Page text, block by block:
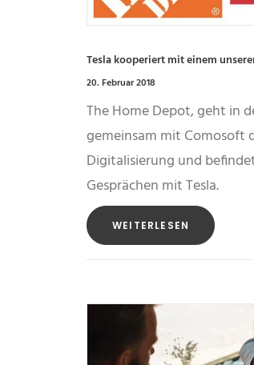
Tesla kooperiert mit einem
20. Februar 2018
The Home Depot, geht in
gemeinsam mit Comosoft
Digitalisierung und
Gesprächen mit Tesla.
WEITERLESEN